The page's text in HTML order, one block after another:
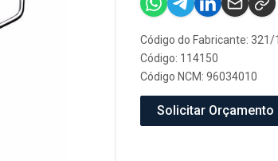
Código do Fabricante: 321/
Código: 114150
Código NCM: 96034010
Solicitar Orçamento